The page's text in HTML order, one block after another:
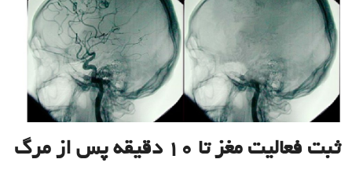
ثبت فعالیت مغز تا ۱۰ دقیقه پس از مرگ